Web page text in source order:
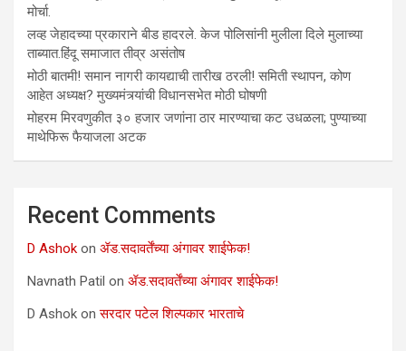
मोर्चा.
लव्ह जेहादच्या प्रकाराने बीड हादरले. केज पोलिसांनी मुलीला दिले मुलाच्या
ताब्यात.हिंदू समाजात तीव्र असंतोष
मोठी बातमी! समान नागरी कायद्याची तारीख ठरली! समिती स्थापन, कोण
आहेत अध्यक्ष? मुख्यमंत्र्यांची विधानसभेत मोठी घोषणी
मोहरम मिरवणुकीत ३० हजार जणांना ठार मारण्‍याचा कट उधळला; पुण्‍याच्‍या
माथेफिरू फैयाजला अटक
Recent Comments
D Ashok on ॲड.सदावर्तेंच्या अंगावर शाईफेक!
Navnath Patil on ॲड.सदावर्तेंच्या अंगावर शाईफेक!
D Ashok onसरदार पटेल शिल्पकार भारताचे